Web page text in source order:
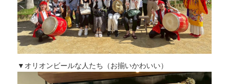
▼オリオンビールな人たち（お揃いかわいい）